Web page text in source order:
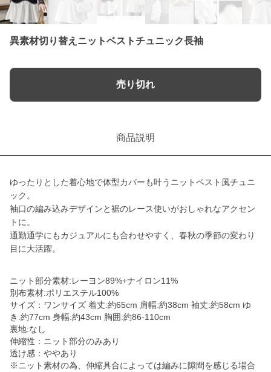
異素材切り替えニットベストチュニック長袖
売り切れ
商品説明
ゆったりとした着心地で体型カバーも叶うニットベスト風チュニ
ック。
袖口の編み込みデザインと裾のレース使いがおしゃれなアクセン
トに。
通勤通学にもカジュアルにも合わせやすく、春秋の季節の変わり
目に大活躍。
ニット部分素材:レーヨン89%+ナイロン11%
別布素材:ポリエステル100%
サイズ：ワンサイズ 着丈:約65cm 肩幅:約38cm 袖丈:約58cm ゆ
き:約77cm 身幅:約43cm 胸囲:約86-110cm
裏地:なし
伸縮性：ニット部分のみあり
透け感：ややあり
※ニット素材の為、伸縮具合によっては編みに隙間を感じる場合